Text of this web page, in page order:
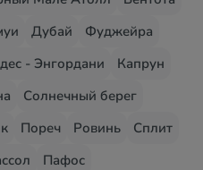
Дубай
Фуджейра
- Энгордани
Капрун
Солнечный берег
Пореч Ровинь
Сплит
Пафос